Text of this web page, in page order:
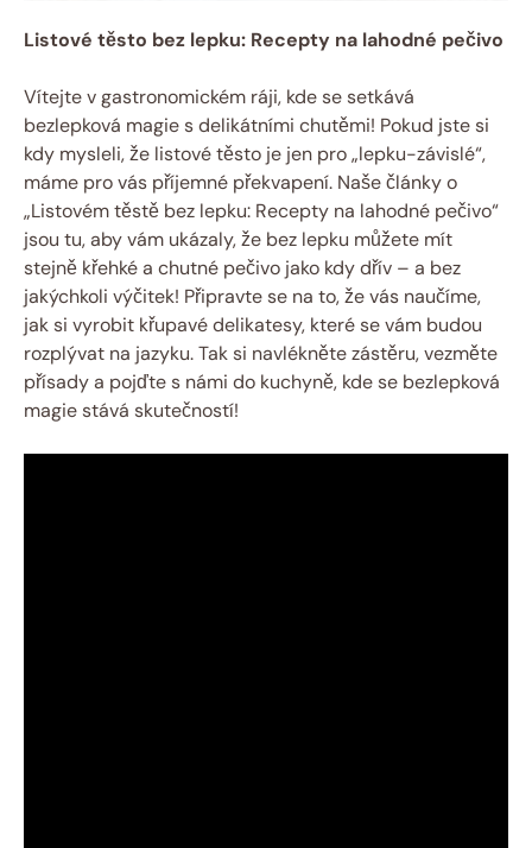
Listové těsto bez lepku: Recepty na lahodné pečivo
Vítejte v gastronomickém ráji, kde se setkává
bezlepková magie s delikátními chutěmi! Pokud jste si
kdy mysleli, že listové těsto je jen pro „lepku-závislé“,
máme pro vás příjemné překvapení. Naše články o
„Listovém těstě bez lepku: Recepty na lahodné pečivo“
jsou tu, aby vám ukázaly, že bez lepku můžete mít
stejně křehké a chutné pečivo jako kdy dřív – a bez
jakýchkoli výčitek! Připravte se na to, že vás naučíme,
jak si vyrobit křupavé delikatesy, které se vám budou
rozplývat na jazyku. Tak si navlékněte zástěru, vezměte
přísady a pojďte s námi do kuchyně, kde se bezlepková
magie stává skutečností!